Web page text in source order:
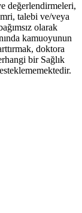
değerlendirmeleri,
talebi ve/veya
olarak
kamuoyunun
doktora
bir Sağlık